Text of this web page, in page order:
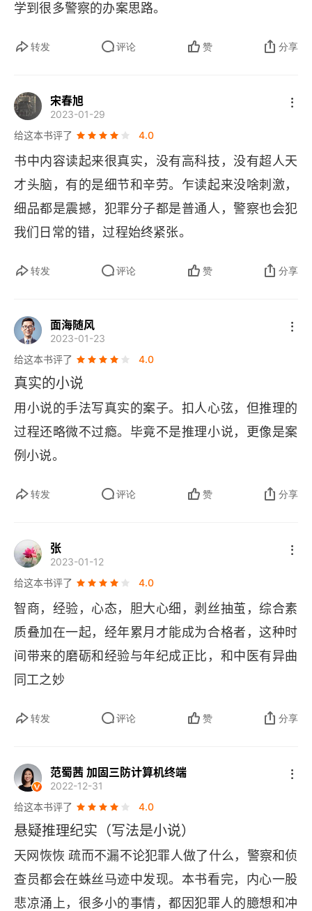
学到很多警察的办案思路。
转发 评论 赞 分享
宋春旭
2023-01-29
给这本书评了
4.0
书中内容读起来很真实，没有高科技，没有超人天
才头脑，有的是细节和辛劳。乍读起来没啥刺激，
细品都是震撼，犯罪分子都是普通人，警察也会犯
我们日常的错，过程始终紧张。
转发 评论 赞 分享
面海随风
2023-01-23
给这本书评了
4.0
真实的小说
用小说的手法写真实的案子。扣人心弦，但推理的
过程还略微不过瘾。毕竟不是推理小说，更像是案
例小说。
转发 评论 赞 分享
张
2023-01-12
给这本书评了
4.0
智商，经验，心态，胆大心细，剥丝抽茧，综合素
质叠加在一起，经年累月才能成为合格者，这种时
间带来的磨砺和经验与年纪成正比，和中医有异曲
同工之妙
转发 评论 赞 分享
范蜀茜 加固三防计算机终端
2022-12-31
给这本书评了
4.0
悬疑推理纪实（写法是小说）
天网恢恢 疏而不漏不论犯罪人做了什么，警察和侦
查员都会在蛛丝马迹中发现。本书看完，内心一股
悲凉涌上，很多小的事情，都因犯罪人的臆想和冲